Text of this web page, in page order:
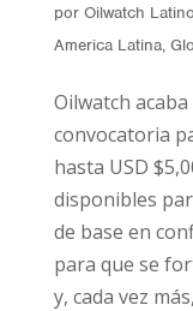
por Oilwatch
America Latina,
Oilwatch
convocatoria
hasta USD
disponibles
de base en
para que se
y, cada vez